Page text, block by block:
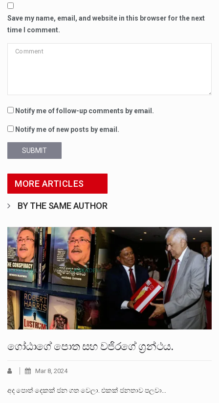
Save my name, email, and website in this browser for the next
time I comment.
Notify me of follow-up comments by email.
Notify me of new posts by email.
SUBMIT
MORE ARTICLES
BY THE SAME AUTHOR
ගෝඨාගේ පොත සහ වජිරගේ ග්‍රන්ථය.
Mar 8, 2024
අද පොත් දෙකක් ජන ගත වෙලා. එකක් ජනතාව පලවා…